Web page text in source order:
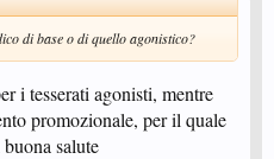
di base o di quello agonistico?
i tesserati agonisti, mentre
promozionale, per il quale
salute